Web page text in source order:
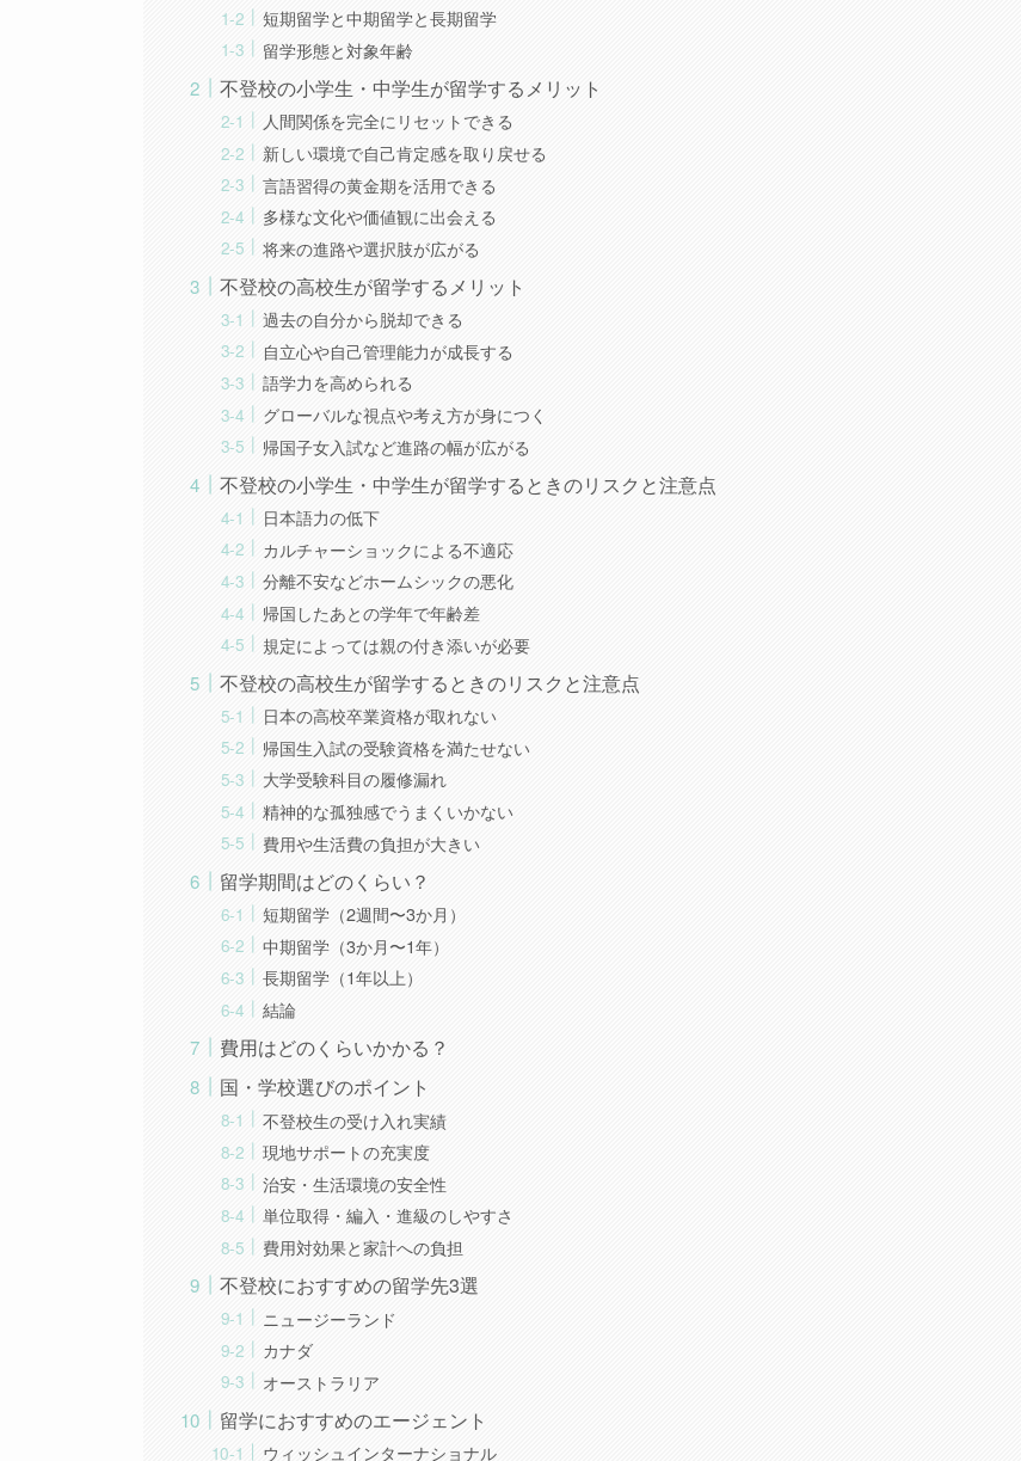
短期留学と中期留学と長期留学
留学形態と対象年齢
不登校の小学生・中学生が留学するメリット
人間関係を完全にリセットできる
新しい環境で自己肯定感を取り戻せる
言語習得の黄金期を活用できる
多様な文化や価値観に出会える
将来の進路や選択肢が広がる
不登校の高校生が留学するメリット
過去の自分から脱却できる
自立心や自己管理能力が成長する
語学力を高められる
グローバルな視点や考え方が身につく
帰国子女入試など進路の幅が広がる
不登校の小学生・中学生が留学するときのリスクと注意点
日本語力の低下
カルチャーショックによる不適応
分離不安などホームシックの悪化
帰国したあとの学年で年齢差
規定によっては親の付き添いが必要
不登校の高校生が留学するときのリスクと注意点
日本の高校卒業資格が取れない
帰国生入試の受験資格を満たせない
大学受験科目の履修漏れ
精神的な孤独感でうまくいかない
費用や生活費の負担が大きい
留学期間はどのくらい？
短期留学（2週間〜3か月）
中期留学（3か月〜1年）
長期留学（1年以上）
結論
費用はどのくらいかかる？
国・学校選びのポイント
不登校生の受け入れ実績
現地サポートの充実度
治安・生活環境の安全性
単位取得・編入・進級のしやすさ
費用対効果と家計への負担
不登校におすすめの留学先3選
ニュージーランド
カナダ
オーストラリア
留学におすすめのエージェント
ウィッシュインターナショナル